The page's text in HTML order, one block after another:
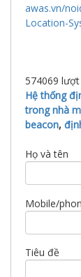
awas.vn/
Location-
574069 lượt
Hệ thống
trong nhà
beacon,
Họ và tên
Mobile/
Tiêu đề